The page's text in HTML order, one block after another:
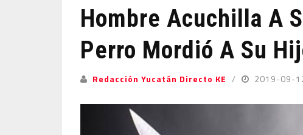
Hombre Acuchilla A
Perro Mordió A Su
Redacción Yucatán Directo KE 2019-09-